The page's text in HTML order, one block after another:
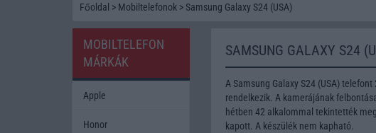
Főoldal > Mobiltelefonok > Samsung Galaxy S24 (USA)
SAMSUNG GALAXY S24
A Samsung Galaxy S24 (USA)
rendelkezik. A kamerájának
hétben 42 alkalommal tekintették
kapott. A készülék nem kapható.
MOBILTELEFON
MÁRKÁK
Apple
Honor